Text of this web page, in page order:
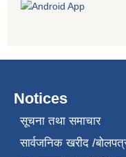
Notices
सूचना तथा समाचार
सार्वजनिक खरीद /